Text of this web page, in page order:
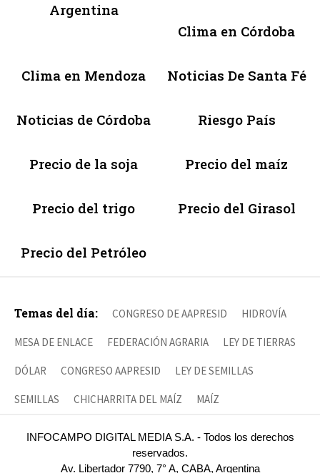
Argentina
Clima en Córdoba
Clima en Mendoza Noticias De Santa Fé
Noticias de Córdoba Riesgo País
Precio de la soja Precio del maíz
Precio del trigo Precio del Girasol
Precio del Petróleo
Temas del día: CONGRESO DE AAPRESID HIDROVÍA
MESA DE ENLACE FEDERACIÓN AGRARIA LEY DE TIERRAS
DÓLAR CONGRESO AAPRESID LEY DE SEMILLAS
SEMILLAS CHICHARRITA DEL MAÍZ MAÍZ
INFOCAMPO DIGITAL MEDIA S.A. - Todos los derechos
reservados.
Av. Libertador 7790, 7° A, CABA, Argentina